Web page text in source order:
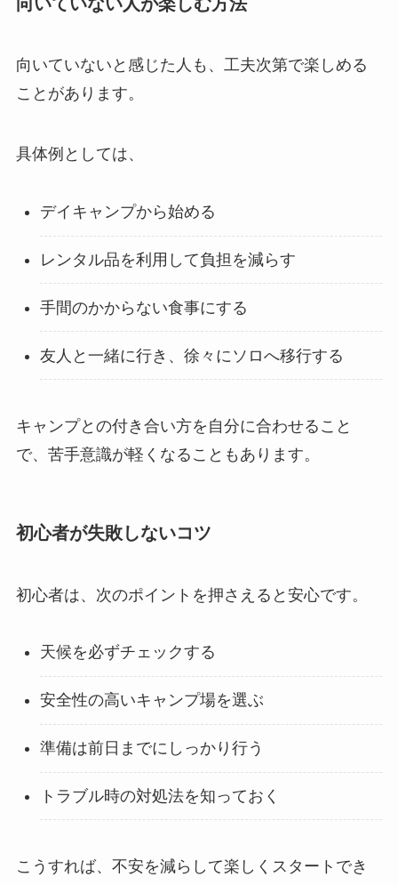
向いていないと感じた人も、工夫次第で楽しめる
ことがあります。
具体例としては、
デイキャンプから始める
レンタル品を利用して負担を減らす
手間のかからない食事にする
友人と一緒に行き、徐々にソロへ移行する
キャンプとの付き合い方を自分に合わせること
で、苦手意識が軽くなることもあります。
初心者が失敗しないコツ
初心者は、次のポイントを押さえると安心です。
天候を必ずチェックする
安全性の高いキャンプ場を選ぶ
準備は前日までにしっかり行う
トラブル時の対処法を知っておく
こうすれば、不安を減らして楽しくスタートでき